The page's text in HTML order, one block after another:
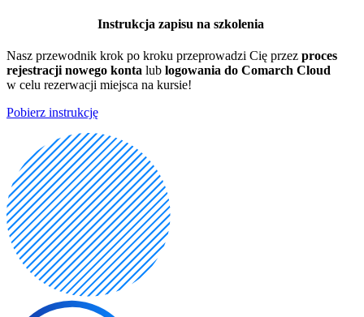
Instrukcja zapisu na szkolenia
Nasz przewodnik krok po kroku przeprowadzi Cię przez proces
rejestracji nowego konta lub logowania do Comarch Cloud
w celu rezerwacji miejsca na kursie!
Pobierz instrukcję